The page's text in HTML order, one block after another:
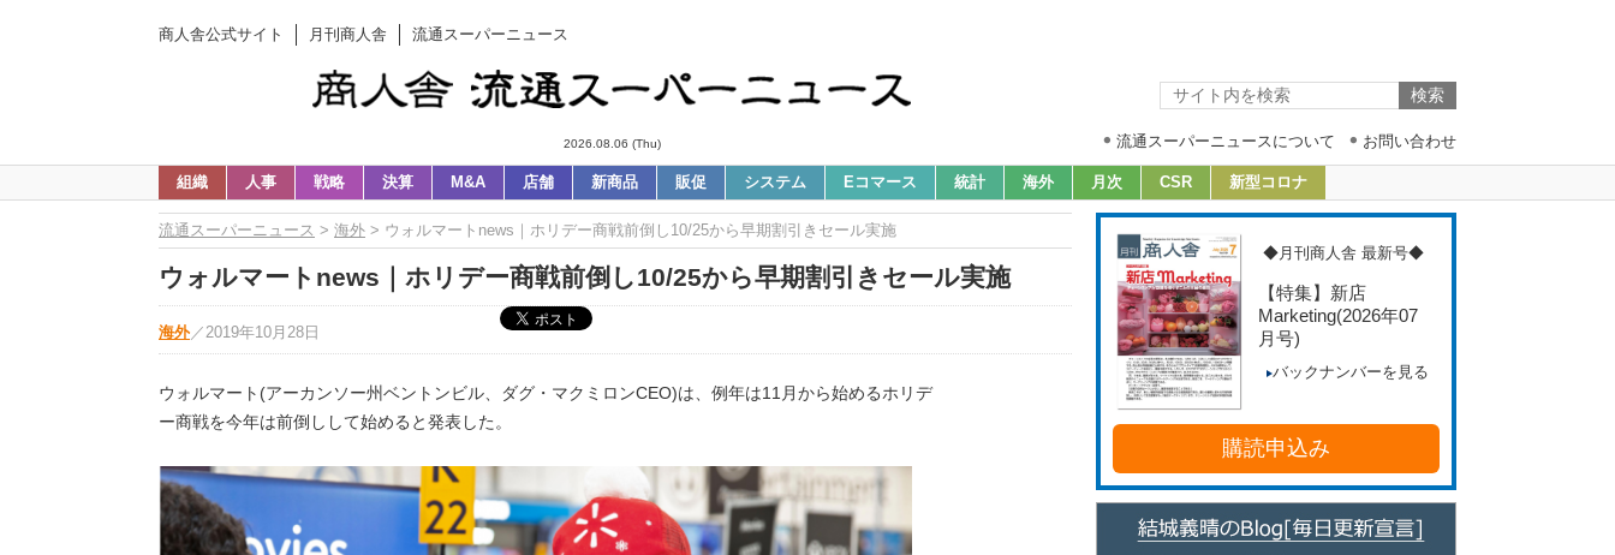
商人舎公式サイト 月刊商人舎 流通スーパーニュース
2026.08.06 (Thu) 流通スーパーニュースについて お問い合わせ
組織 人事 戦略 決算 M&A 店舗 新商品 販促 システム Eコマース 統計 海外 月次 CSR 新型コロナ
流通スーパーニュース > 海外 > ウォルマートnews｜ホリデー商戦前倒し10/25から早期割引きセール実施
ウォルマートnews｜ホリデー商戦前倒し10/25から早期割引きセール実施
海外 ／ 2019年10月28日
ウォルマート(アーカンソー州ベントンビル、ダグ・マクミロンCEO)は、例年は11月から始めるホリデ
ー商戦を今年は前倒しして始めると発表した。
◆月刊商人舎 最新号◆
【特集】新店
Marketing(2026年07
月号)
バックナンバーを見る
購読申込み